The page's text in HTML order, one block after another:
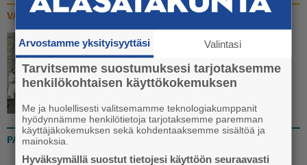
VANHAT KUVAT
Rippinuorten rennompi
yhteiskuva
23.7. 13:37
PAKINAT
Arvostamme yksityisyyttäsi Valintasi
Tarvitsemme suostumuksesi tarjotaksemme
henkilökohtaisen käyttökokemuksen
Me ja huolellisesti valitsemamme teknologiakumppanit
hyödynnämme henkilötietoja tarjotaksemme paremman
käyttäjäkokemuksen sekä kohdentaaksemme sisältöä ja
mainoksia.
Hyväksymällä suostut tietojesi käyttöön seuraavasti